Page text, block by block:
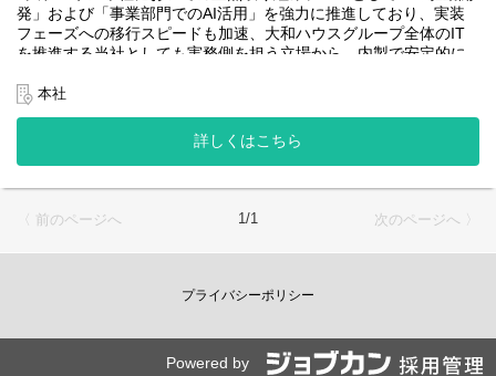
・運用保守チーム(２名)
大和ハウスグループ全体のIT・DXを推進する当社にて、自社やグ
ループ会社に導入したRPA(UiPath)の運用、保守、問い合わせ対応
使用ツール：
-AI-OCR
＜クライアントは大和ハウスグループ全体＞
名の
出資は大和ハウス本体になりますが、売上好調かつDX推進の優先
潤沢なリソースのもと、最上流から変革を進めていくことが可能
発」および「事業部門でのAI活用」を強力に推進しており、実装
フェーズへの移行スピードも加速、大和ハウスグループ全体のIT
を推進する当社としても実務側を担う立場から、内製で安定的に
います。
なお、フルリモート勤務可能なので、勤務地は北海道から沖縄ま
で、日本全国どこからでも働いていただけます。
入社日以外の出社は年１～４回程度なので、入社後の勤務地は国
また、働く時間に制限もなく、月160時間の勤務で、午前５時～２
２時までの間であれば、自由な時間に働いていただけます。業務
を途中で中断したり、働く時間を調整できるので、家事、育児、
介護などとの両立も可能です。社員が仕事をしやすい環境を整え
・SPA（Single Page Application）を中心としたWebアプリケーシ
本社
詳しくはこちら
〈 前のページへ 1/1 次のページへ 〉
プライバシーポリシー
Powered by